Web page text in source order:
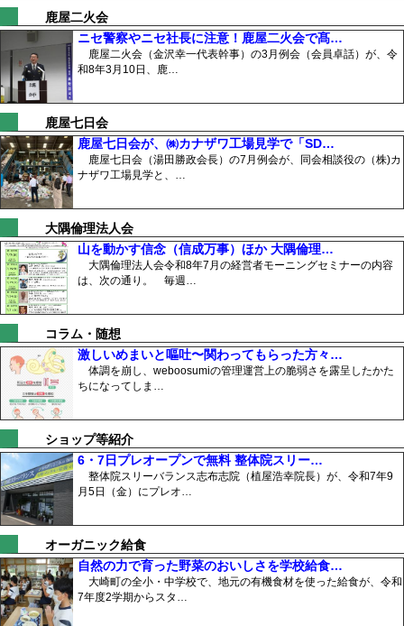
鹿屋二火会
ニセ警察やニセ社長に注意！鹿屋二火会で髙…
鹿屋二火会（金沢幸一代表幹事）の3月例会（会員卓話）が、令
和8年3月10日、鹿…
鹿屋七日会
鹿屋七日会が、㈱カナザワ工場見学で「SD…
鹿屋七日会（湯田勝政会長）の7月例会が、同会相談役の（株)カ
ナザワ工場見学と、…
大隅倫理法人会
山を動かす信念（信成万事）ほか 大隅倫理…
大隅倫理法人会令和8年7月の経営者モーニングセミナーの内容
は、次の通り。 毎週…
コラム・随想
激しいめまいと嘔吐〜関わってもらった方々…
体調を崩し、weboosumiの管理運営上の脆弱さを露呈したかた
ちになってしま…
ショップ等紹介
6・7日プレオープンで無料 整体院スリー…
整体院スリーバランス志布志院（植屋浩幸院長）が、令和7年9
月5日（金）にプレオ…
オーガニック給食
自然の力で育った野菜のおいしさを学校給食…
大崎町の全小・中学校で、地元の有機食材を使った給食が、令和
7年度2学期からスタ…